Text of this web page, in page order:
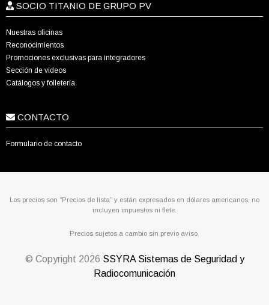
SOCIO TITANIO DE GRUPO PV
Nuestras oficinas
Reconocimientos
Promociones exclusivas para integradores
Sección de videos
Catálogos y folletería
CONTACTO
Formulario de contacto
Los precios son “Precios de lista” y están expresados en dólares americanos, no
incluyen impuestos ni flete.
Precios sujetos a cambio sin previo aviso.
© Copyright 2026 SSYRA Sistemas de Seguridad y
Radiocomunicación